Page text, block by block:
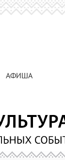
АФИША